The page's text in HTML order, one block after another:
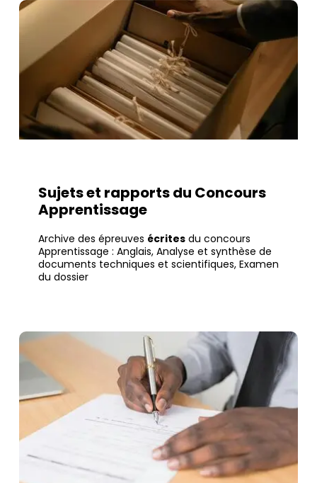
Sujets et rapports du Concours
Apprentissage
Archive des épreuves écrites du concours
Apprentissage : Anglais, Analyse et synthèse de
documents techniques et scientifiques, Examen
du dossier